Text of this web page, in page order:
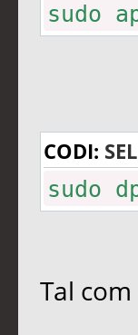
sudo
CODI:
sudo
Tal